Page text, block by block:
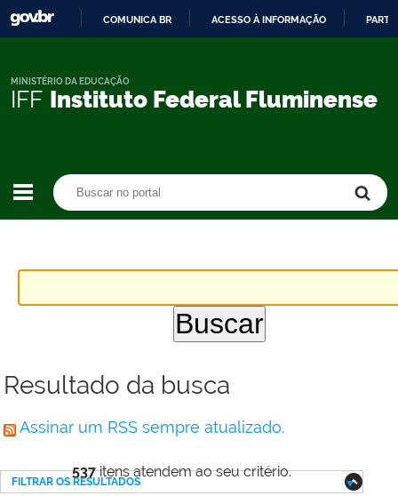
CONTEÚDO
COMUNICA BR ACESSO À INFORMAÇÃO
IFF Instituto Federal Fluminense
MINISTÉRIO DA EDUCAÇÃO
Resultado da busca
Assinar um RSS sempre atualizado.
537itens atendem ao seu critério.
FILTRAR OS RESULTADOS